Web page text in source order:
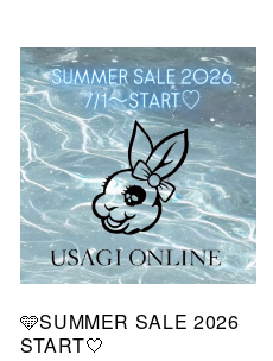
🩵SUMMER SALE 2026
START🤍